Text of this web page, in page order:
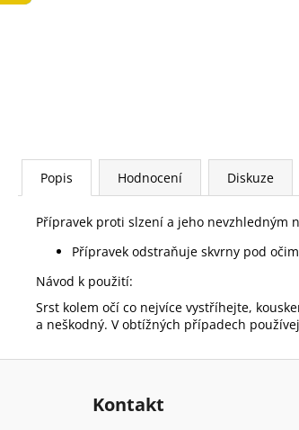
Popis Hodnocení Diskuze
Přípravek proti slzení a jeho nevzhledným
Přípravek odstraňuje skvrny pod
Návod k použití:
Srst kolem očí co nejvíce vystříhejte,
a neškodný. V obtížných případech
Z
Kontakt